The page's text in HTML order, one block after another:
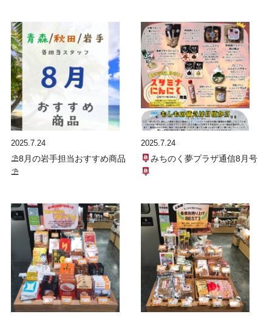
2025.7.24
⛱8月の岩手担当おすすめ商品
⛱
2025.7.24
みちのく夢プラザ通信8月号